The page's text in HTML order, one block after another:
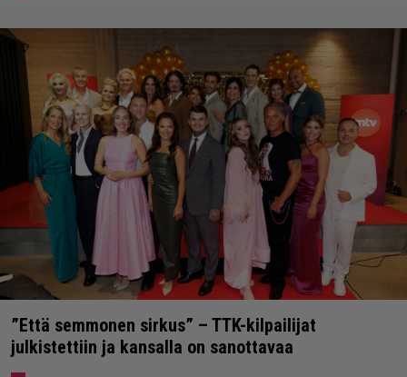
”Että semmonen sirkus” – TTK-kilpailijat
julkistettiin ja kansalla on sanottavaa